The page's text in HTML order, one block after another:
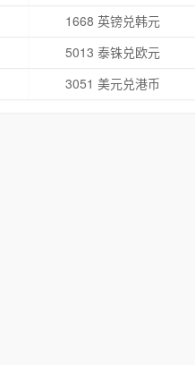
1668 英镑兑韩元
5013 泰铢兑欧元
3051 美元兑港币